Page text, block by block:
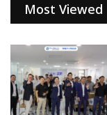
Most Viewed